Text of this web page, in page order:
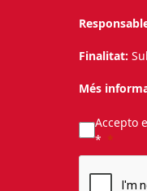
Finalitat:
Més
Accepto
*